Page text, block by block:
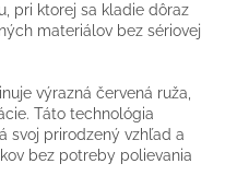
pri ktorej sa kladie dôraz
materiálov bez sériovej
výrazná červená ruža,
Táto technológia
svoj prirodzený vzhľad a
bez potreby polievania